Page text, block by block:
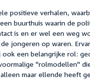
positieve verhalen,
buurthuis waarin de
is en er wel een weg
jongeren op waren.
ook een belangrijke rol:
"rolmodellen"
maar ellende heeft